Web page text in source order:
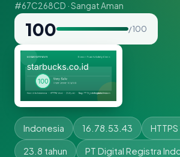
#67C268CD · Sangat Aman
100 / 100
Indonesia 16.78.53.43
23.8 tahun PT Digital Registra